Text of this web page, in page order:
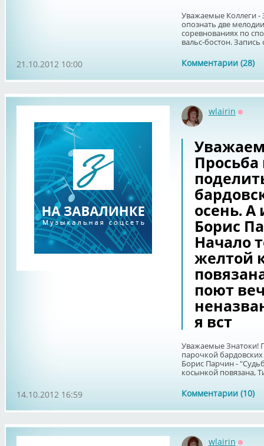
Уважаемые Коллеги -
опознать две
соревнованиях по
вальс-бостон.
Комментарии (28)
21.10.2012 10:00
wlairin
осень.
Борис
Начало
желтой
поют
я вст
Уважаемые Знатоки!
парочкой
Борис Парчин -
косынкой повязана,
Комментарии (10)
14.10.2012 16:59
wlairin